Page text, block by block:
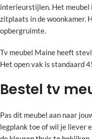
interieurstijlen. Het meubel
zitplaats in de woonkamer.
opbergruimte.
Tv meubel Maine heeft
Het open vak is standaard
Bestel tv
Pas dit meubel aan naar
legplank toe of wil je liever